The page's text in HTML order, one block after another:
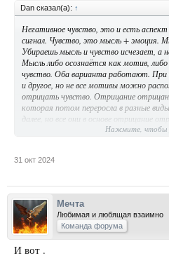
Dan сказал(а): ↑
Негативное чувство, это и есть
сигнал. Чувство, это мысль + эмоция.
Убираешь мысль и чувство исчезает, а
Мысль либо осознаётся как мотив,
чувство. Оба варианта работают.
и другое, но не все мотивы можно
отрицать чувство. Отрицание
которая потом переросла в разные
далее, но все они в основе отрицание
менее эффективно, так как изменена
распадётся. С растворением чувства
обобщаются и осознаются более
понимать устройство эго и
пока интерес к страху не пропадёт вовсе.
Нажмите, чтобы
31 окт 2024
Мечта
Любимая и любящая взаимно
Команда форума
И вот .